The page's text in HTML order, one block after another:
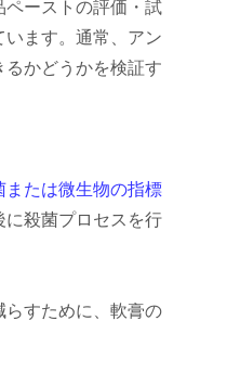
ーストの評価・試
ます。通常、アン
かどうかを検証す
または微生物の指標
に殺菌プロセスを行
すために、軟膏の